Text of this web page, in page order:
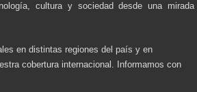
cultura y sociedad desde una mirada
en distintas regiones del país y en
cobertura internacional. Informamos con